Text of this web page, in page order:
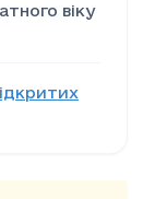
віку